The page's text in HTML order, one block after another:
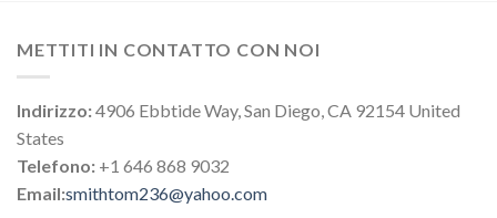
METTITI IN CONTATTO CON NOI
Indirizzo:4906 Ebbtide Way, San Diego, CA 92154 United
States
Telefono: +1 646 868 9032
Email:smithtom236@yahoo.com